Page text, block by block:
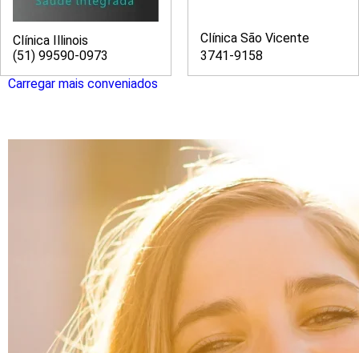
Clínica Illinois
(51) 99590-0973
Clínica São Vicente
3741-9158
Carregar mais conveniados